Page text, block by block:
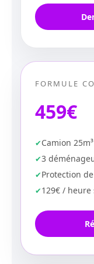
FORMULE
459€
Camion
3
Protection
129€ /